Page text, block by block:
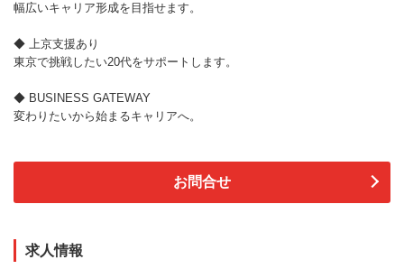
幅広いキャリア形成を目指せます。
◆ 上京支援あり
東京で挑戦したい20代をサポートします。
◆ BUSINESS GATEWAY
変わりたいから始まるキャリアへ。
お問合せ
求人情報